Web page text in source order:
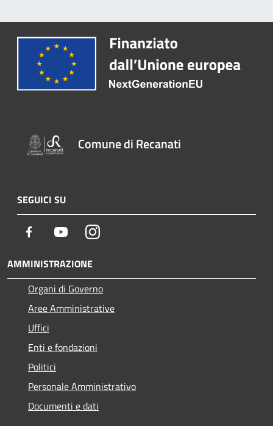
Comune di Recanati
SEGUICI SU
Facebook YoutubeInstagram
AMMINISTRAZIONE
Organi di Governo
Aree Amministrative
Uffici
Enti e fondazioni
Politici
Personale Amministrativo
Documenti e dati